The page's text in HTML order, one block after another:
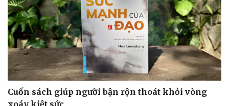
Cuốn sách giúp người bận rộn thoát khỏi vòng
xoáy kiệt sức